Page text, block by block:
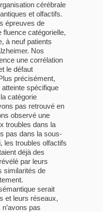
cérébrale
et olfactifs.
épreuves de
fluence catégorielle,
à neuf patients
Nos
une corrélation
le défaut
précisément,
spécifique
catégorie
pas retrouvé en
observé une
troubles dans la
pas dans la sous-
les troubles olfactifs
déjà des
par leurs
similarités de
serait
et leurs réseaux,
pas